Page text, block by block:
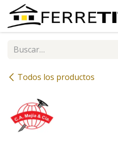
Ir al contenido
Todos los productos